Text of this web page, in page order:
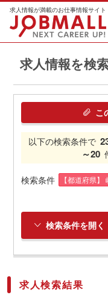
求人情報が満載のお仕事情報サイト
求人情報を検
こ
以下の検索条件で
～20
検索条件 【都道府県
検索条件を開く
求人検索結果